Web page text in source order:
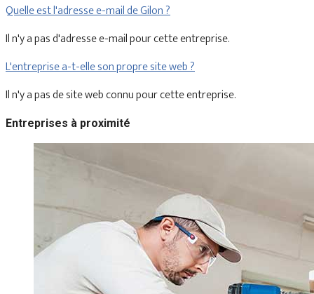
Quelle est l'adresse e-mail de Gilon ?
Il n'y a pas d'adresse e-mail pour cette entreprise.
L'entreprise a-t-elle son propre site web ?
Il n'y a pas de site web connu pour cette entreprise.
Entreprises à proximité